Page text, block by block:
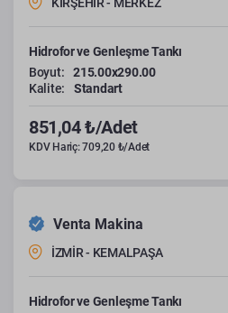
Hidrofor ve Genleşme Tankı
Boyut:
215.00x290.00
Kalite:
Standart
851,04 ₺/Adet
KDV Hariç: 709,20 ₺/Adet
Venta Makina
İZMİR - KEMALPAŞA
Hidrofor ve Genleşme Tankı